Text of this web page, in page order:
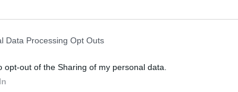
Data Processing Opt Outs
opt-out of the Sharing of my personal data.
Ψηφιακής Διακυβέρνησης, Δημοσθένης
κρίσιμη υποδομή για τη λειτουργία του κράτους,
υπάρξει η σύγχρονη ηλεκτρονική συναλλαγή